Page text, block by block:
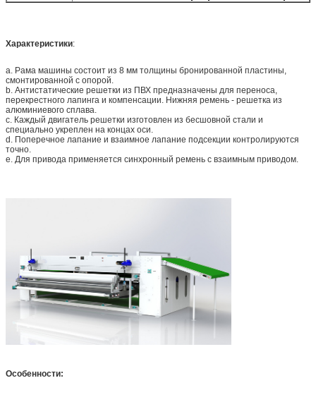
Характеристики:
a. Рама машины состоит из 8 мм толщины бронированной пластины,
смонтированной с опорой.
b. Антистатические решетки из ПВХ предназначены для переноса,
перекрестного лапинга и компенсации. Нижняя ремень - решетка из
алюминиевого сплава.
c. Каждый двигатель решетки изготовлен из бесшовной стали и
специально укреплен на концах оси.
d. Поперечное лапание и взаимное лапание подсекции контролируются
точно.
e. Для привода применяется синхронный ремень с взаимным приводом.
Особенности: